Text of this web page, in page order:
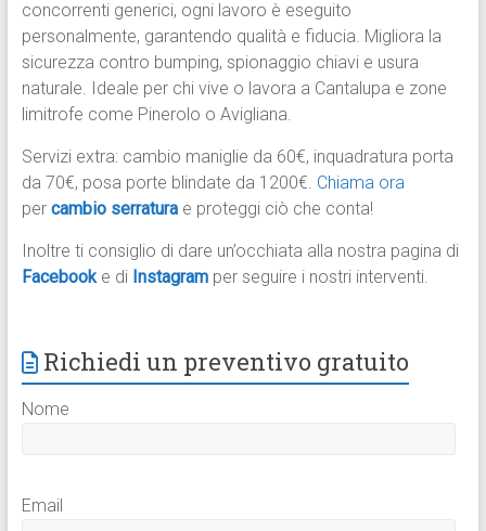
concorrenti generici, ogni lavoro è eseguito
personalmente, garantendo qualità e fiducia. Migliora la
sicurezza contro bumping, spionaggio chiavi e usura
naturale. Ideale per chi vive o lavora a Cantalupa e zone
limitrofe come Pinerolo o Avigliana.
Servizi extra: cambio maniglie da 60€, inquadratura porta
da 70€, posa porte blindate da 1200€. Chiama ora
per cambio serratura e proteggi ciò che conta!
Inoltre ti consiglio di dare un’occhiata alla nostra pagina di
Facebook e di Instagram per seguire i nostri interventi.
Richiedi un preventivo gratuito
Nome
Email